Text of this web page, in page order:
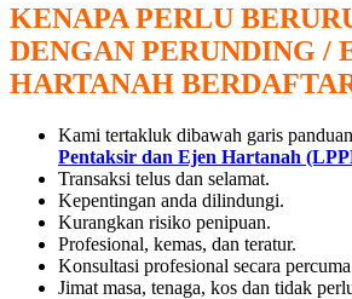
KENAPA PERLU
DENGAN PERUNDING /
HARTANAH
Kami tertakluk dibawah garis
Pentaksir dan Ejen Hartanah
Transaksi telus dan selamat.
Kepentingan anda dilindungi.
Kurangkan risiko penipuan.
Profesional, kemas, dan teratur.
Konsultasi profesional secara
Jimat masa, tenaga, kos dan tidak